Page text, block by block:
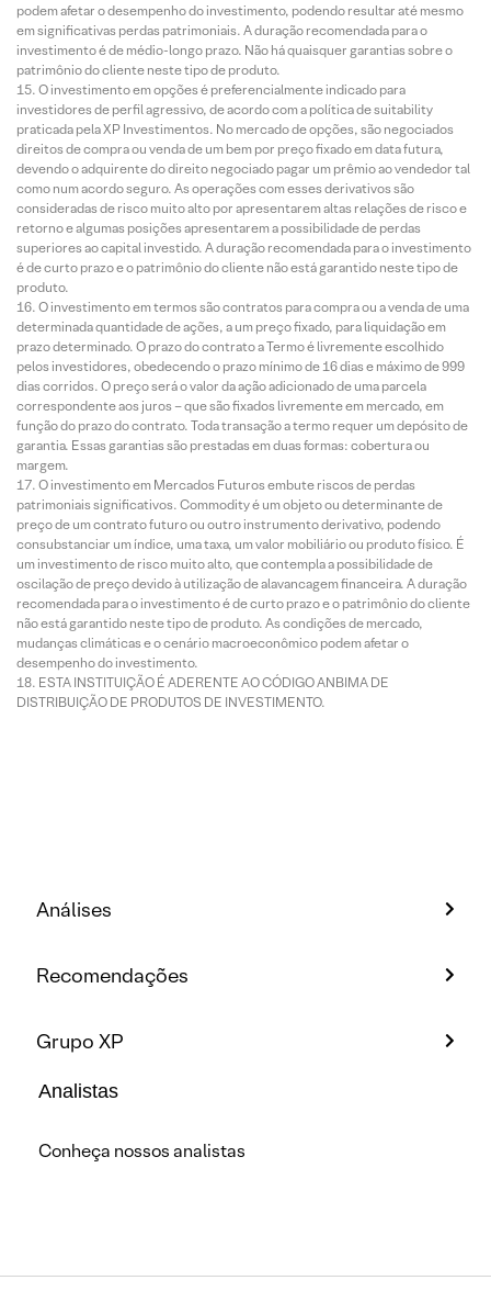
podem afetar o desempenho do investimento, podendo resultar até mesmo
em significativas perdas patrimoniais. A duração recomendada para o
investimento é de médio-longo prazo. Não há quaisquer garantias sobre o
patrimônio do cliente neste tipo de produto.
O investimento em opções é preferencialmente indicado para
investidores de perfil agressivo, de acordo com a política de suitability
praticada pela XP Investimentos. No mercado de opções, são negociados
direitos de compra ou venda de um bem por preço fixado em data futura,
devendo o adquirente do direito negociado pagar um prêmio ao vendedor tal
como num acordo seguro. As operações com esses derivativos são
consideradas de risco muito alto por apresentarem altas relações de risco e
retorno e algumas posições apresentarem a possibilidade de perdas
superiores ao capital investido. A duração recomendada para o investimento
é de curto prazo e o patrimônio do cliente não está garantido neste tipo de
produto.
O investimento em termos são contratos para compra ou a venda de uma
determinada quantidade de ações, a um preço fixado, para liquidação em
prazo determinado. O prazo do contrato a Termo é livremente escolhido
pelos investidores, obedecendo o prazo mínimo de 16 dias e máximo de 999
dias corridos. O preço será o valor da ação adicionado de uma parcela
correspondente aos juros – que são fixados livremente em mercado, em
função do prazo do contrato. Toda transação a termo requer um depósito de
garantia. Essas garantias são prestadas em duas formas: cobertura ou
margem.
O investimento em Mercados Futuros embute riscos de perdas
patrimoniais significativos. Commodity é um objeto ou determinante de
preço de um contrato futuro ou outro instrumento derivativo, podendo
consubstanciar um índice, uma taxa, um valor mobiliário ou produto físico. É
um investimento de risco muito alto, que contempla a possibilidade de
oscilação de preço devido à utilização de alavancagem financeira. A duração
recomendada para o investimento é de curto prazo e o patrimônio do cliente
não está garantido neste tipo de produto. As condições de mercado,
mudanças climáticas e o cenário macroeconômico podem afetar o
desempenho do investimento.
ESTA INSTITUIÇÃO É ADERENTE AO CÓDIGO ANBIMA DE
DISTRIBUIÇÃO DE PRODUTOS DE INVESTIMENTO.
Análises
Recomendações
Grupo XP
Analistas
Conheça nossos analistas